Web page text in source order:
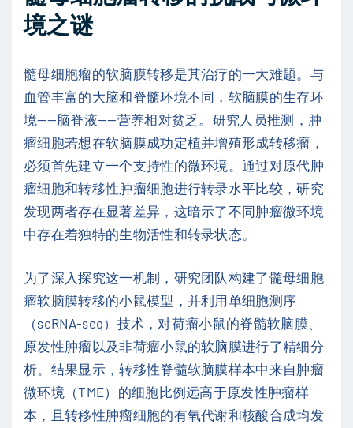
境之谜
髓母细胞瘤的软脑膜转移是其治疗的一大难题。与
血管丰富的大脑和脊髓环境不同，软脑膜的生存环
境——脑脊液——营养相对贫乏。研究人员推测，肿
瘤细胞若想在软脑膜成功定植并增殖形成转移瘤，
必须首先建立一个支持性的微环境。通过对原代肿
瘤细胞和转移性肿瘤细胞进行转录水平比较，研究
发现两者存在显著差异，这暗示了不同肿瘤微环境
中存在着独特的生物活性和转录状态。
为了深入探究这一机制，研究团队构建了髓母细胞
瘤软脑膜转移的小鼠模型，并利用单细胞测序
（scRNA-seq）技术，对荷瘤小鼠的脊髓软脑膜、
原发性肿瘤以及非荷瘤小鼠的软脑膜进行了精细分
析。结果显示，转移性脊髓软脑膜样本中来自肿瘤
微环境（TME）的细胞比例远高于原发性肿瘤样
本，且转移性肿瘤细胞的有氧代谢和核酸合成均发